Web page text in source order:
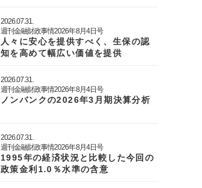
2026.07.31.
週刊金融財政事情2026年8月4日号
人々に安心を提供すべく、生保の認
知を高めて幅広い価値を提供
2026.07.31.
週刊金融財政事情2026年8月4日号
ノンバンクの2026年3月期決算分析
2026.07.31.
週刊金融財政事情2026年8月4日号
1995年の経済状況と比較した今回の
政策金利1.0％水準の含意